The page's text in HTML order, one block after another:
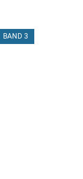
BAND 3